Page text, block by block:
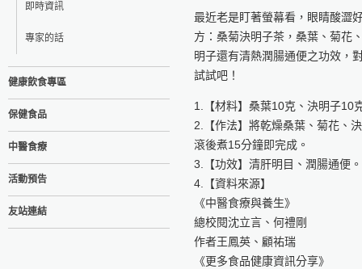
即時資訊
專家的話
健康飲食專區
保健食品
中醫食療
活動預告
友站連結
最近老是盯著螢幕看，眼睛酸澀
方：桑菊決明子茶，桑葉、菊花
明子還有清熱潤腸通便之功效，
試試吧！
1.【材料】桑葉10克、決明子10
2.【作法】將乾燥桑葉、菊花、
滾後煮15分鐘即完成。
3.【功效】清肝明目、潤腸通便。
4.【資料來源】
《中醫食療與養生》
總校閱沈立言、何禮剛
作者王鳳英、顧祐瑞
《更多食品健康資訊分享》